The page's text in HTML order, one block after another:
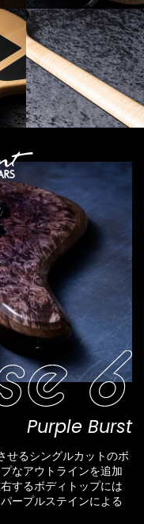
Purple Burst
せるシングルカットのボ
なアウトラインを追加
するボディトップには
ープルステインによる